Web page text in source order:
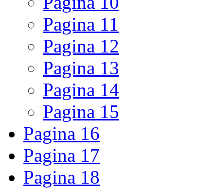
Pagina 11
Pagina 12
Pagina 13
Pagina 14
Pagina 15
Pagina 16
Pagina 17
Pagina 18